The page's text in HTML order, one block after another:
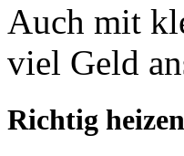
Auch mit
viel Geld
Richtig